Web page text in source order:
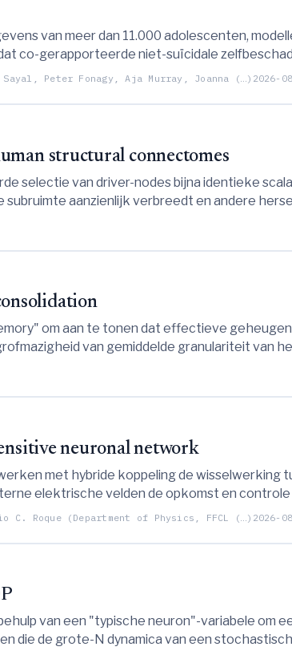
van meer dan 11.000 adolescenten,
co-gerapporteerde niet-suïcidale
en lagere voorspelbaarheid
Peter Fonagy, Aja Murray, Joanna (…) 2026-
structural connectomes
selectie van driver-nodes bijna identieke
aanzienlijk verbreedt en andere
enkel lokale connectiviteitssterkte.
om aan te tonen dat effectieve
van gemiddelde granulariteit van
fysieke kosten van opslag en de noodzaak
neuronal network
met hybride koppeling de wisselwerking
elektrische velden de opkomst en
synchronisatie.
C. Roque (Department of Physics, FFCL (…) 2026-
van een "typische neuron"-variabele om
de grote-N dynamica van een